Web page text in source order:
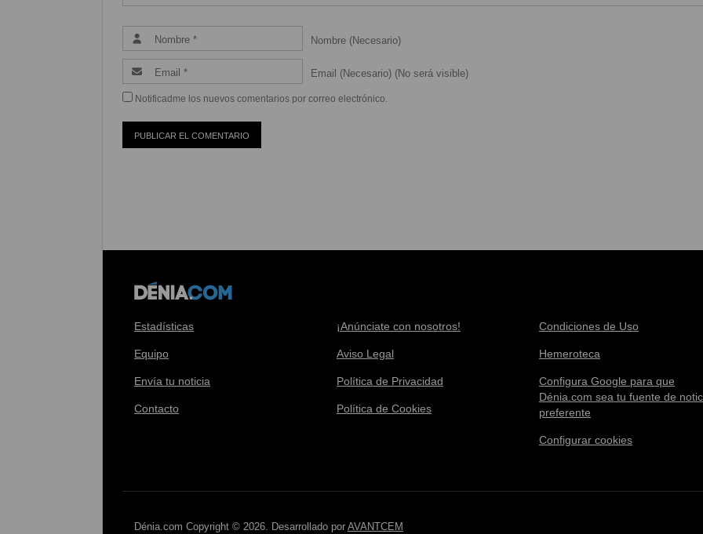
Nombre (Necesario)
Email (Necesario) (No será visible)
Notificadme los nuevos comentarios por correo electrónico.
Estadísticas
Equipo
Envía tu noticia
Contacto
¡Anúnciate con nosotros!
Aviso Legal
Política de Privacidad
Política de Cookies
Condiciones de Uso
Hemeroteca
Configura Google para que
Dénia.com sea tu fuente de
preferente
Configurar cookies
Dénia.com Copyright © 2026. Desarrollado por AVANTCEM